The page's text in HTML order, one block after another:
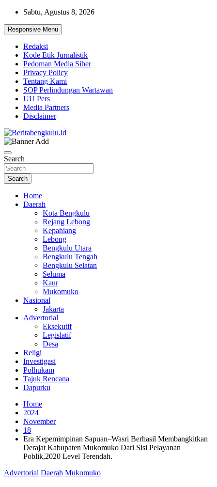
Skip
content
Sabtu, Agustus 8, 2026
Responsive Menu
Redaksi
Kode Etik Jurnalistik
Pedoman Media Siber
Privacy Policy
Tentang Kami
SOP Perlindungan Wartawan
UU Pers
Media Partners
Disclaimer
Beritabengkulu.id
Search
Search
Home
Daerah
Kota Bengkulu
Rejang Lebong
Kepahiang
Lebong
Bengkulu Utara
Bengkulu Tengah
Bengkulu Selatan
Seluma
Kaur
Mukomuko
Nasional
Jakarta
Advertorial
Eksekutif
Legislatif
Desa
Religi
Investigasi
Polhukam
Tajuk Rencana
Dapurku
Home
2024
November
18
Era Kepemimpinan Sapuan–Wasri Berhasil Membangkitkan
Derajat Kabupaten Mukomuko Dari Sisi Pelayanan
Poblik,2020 Level Terendah.
Advertorial Daerah Mukomuko